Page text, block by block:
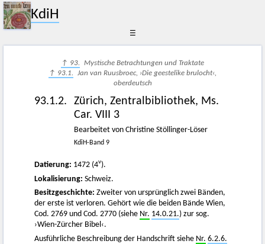
KdiH
☰
↑ 93. Mystische Betrachtungen und Traktate
↑ 93.1. Jan van Ruusbroec, ›Die geestelike brulocht‹,
oberdeutsch
93.1.2.
Zürich, Zentralbibliothek, Ms.
Car. VIII 3
Bearbeitet von Christine Stöllinger-Löser
KdiH-Band 9
Datierung: 1472 (4v).
Lokalisierung: Schweiz.
Besitzgeschichte: Zweiter von ursprünglich zwei Bänden,
der erste ist verloren. Gehört wie die beiden Bände Wien,
Cod. 2769 und Cod. 2770 (siehe Nr. 14.0.21.) zur sog.
›Wien-Zürcher Bibel‹.
Ausführliche Beschreibung der Handschrift siehe Nr. 6.2.6.